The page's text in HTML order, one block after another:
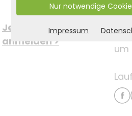
Jetzt kostenfrei
anmelden >
um
Nur notwendige
Impressum